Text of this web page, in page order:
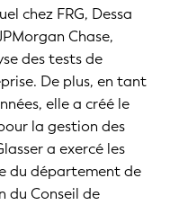
chez FRG, Dessa
Chase,
des tests de
De plus, en tant
elle a créé le
la gestion des
a exercé les
du département de
du Conseil de